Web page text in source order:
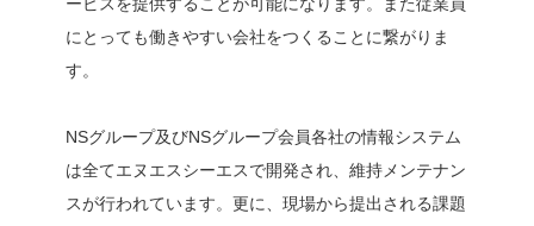
にとっても働きやすい会社をつくることに繋がりま
す。
NSグループ及びNSグループ会員各社の情報システム
は全てエヌエスシーエスで開発され、維持メンテナン
スが行われています。更に、現場から提出される課題